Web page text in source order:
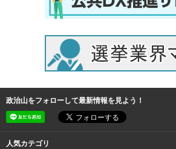
政治山をフォローして最新情報を見よう！
人気カテゴリ